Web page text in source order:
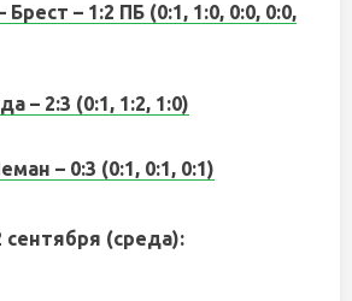
– 1:2 ПБ (0:1, 1:0, 0:0, 0:0,
– 2:3 (0:1, 1:2, 1:0)
– 0:3 (0:1, 0:1, 0:1)
сентября (среда):